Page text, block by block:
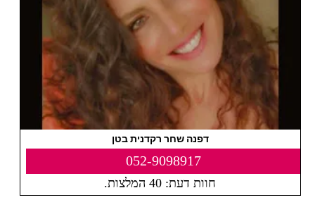
דפנה שחר רקדנית בטן
052-9098917
חוות דעת: 40 המלצות.